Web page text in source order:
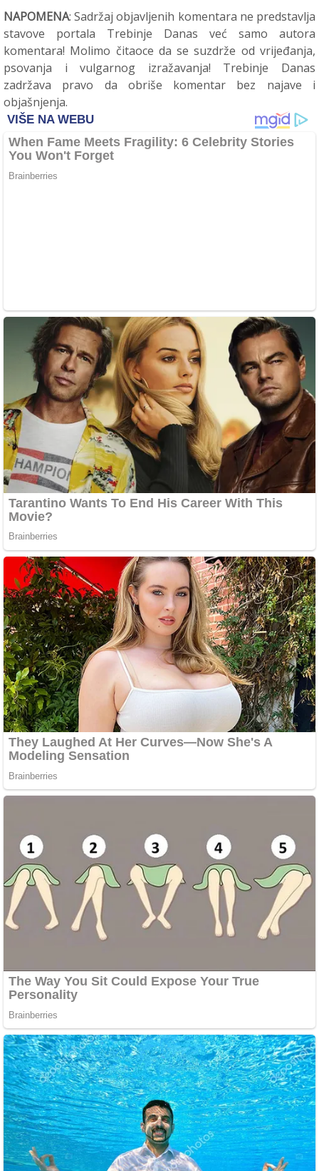
NAPOMENA: Sadržaj objavljenih komentara ne predstavlja
stavove portala Trebinje Danas već samo autora
komentara! Molimo čitaoce da se suzdrže od vrijeđanja,
psovanja i vulgarnog izražavanja! Trebinje Danas
zadržava pravo da obriše komentar bez najave i
objašnjenja.